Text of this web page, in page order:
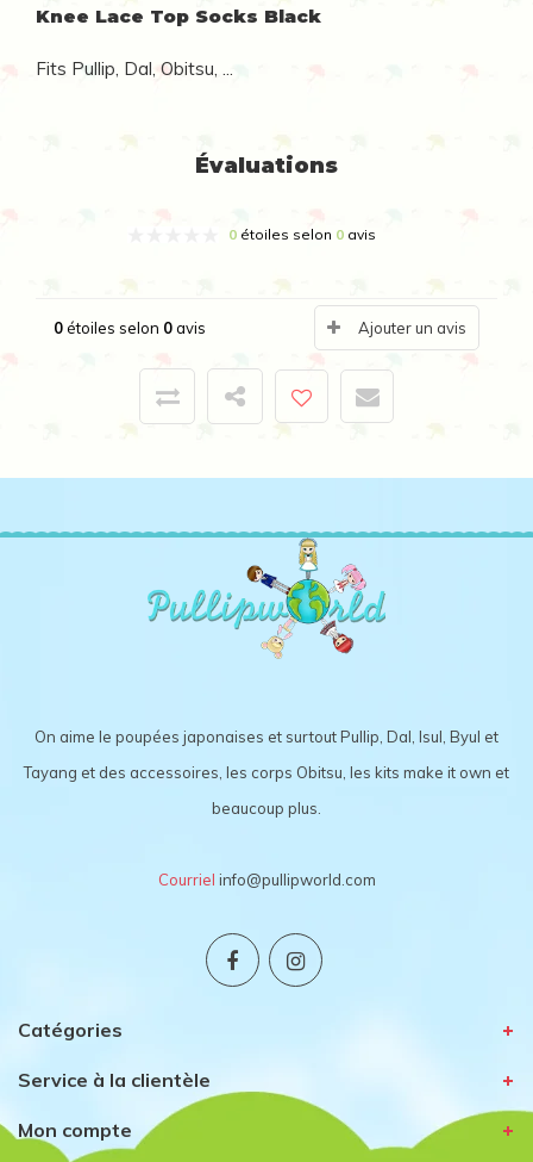
Knee Lace Top Socks Black
Fits Pullip, Dal, Obitsu, ...
Évaluations
0 étoiles selon 0 avis
0étoiles selon 0avis Ajouter un avis
On aime le poupées japonaises et surtout Pullip, Dal, Isul, Byul et
Tayang et des accessoires, les corps Obitsu, les kits make it own et
beaucoup plus.
Courriel info@pullipworld.com
Catégories
Service à la clientèle
Mon compte